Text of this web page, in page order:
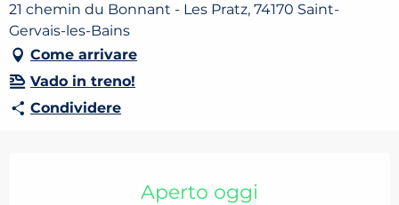
21 chemin du Bonnant - Les Pratz, 74170 Saint-
Gervais-les-Bains
Come arrivare
Vado in treno!
Condividere
Aperto oggi